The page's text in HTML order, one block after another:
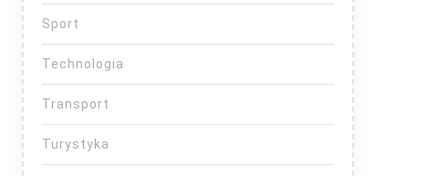
Sport
Technologia
Transport
Turystyka